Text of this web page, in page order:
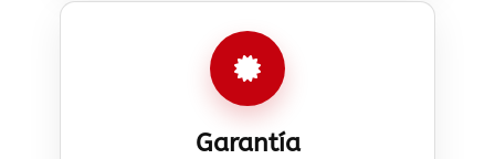
Garantía